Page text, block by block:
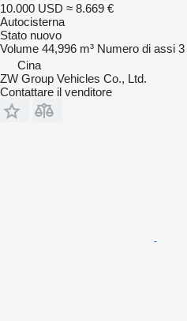
10.000 USD ≈ 8.669 €
Autocisterna
Stato nuovo
Volume 44,996 m³ Numero di assi 3
Cina
ZW Group Vehicles Co., Ltd.
Contattare il venditore